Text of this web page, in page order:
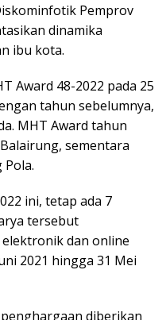
Pemprov
dinamika
ibu kota.
Award 48-2022 pada 25
tahun sebelumnya,
MHT Award tahun
sementara
Pola.
ini, tetap ada 7
tersebut
dan online
2021 hingga 31 Mei
diberikan